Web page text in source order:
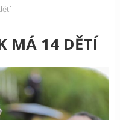
MÁ 14 DĚTÍ